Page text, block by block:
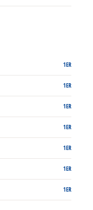
1ER
1ER
1ER
1ER
1ER
1ER
1ER